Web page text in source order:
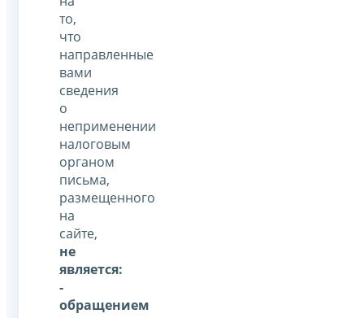
то,
что
направленные
вами
сведения
о
неприменении
налоговым
органом
письма,
размещенного
на
сайте,
не
является:
-
обращением